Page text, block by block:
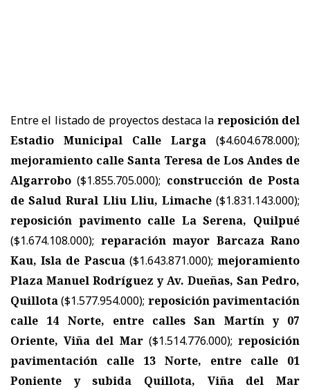
​Entre el listado de proyectos destaca la reposición del
Estadio Municipal Calle Larga ($4.604.678.000);
mejoramiento calle Santa Teresa de Los Andes de
Algarrobo ($1.855.705.000); construcción de Posta
de Salud Rural Lliu Lliu, Limache($1.831.143.000);
reposición pavimento calle La Serena, Quilpué
($1.674.108.000); reparación mayor Barcaza Rano
Kau, Isla de Pascua($1.643.871.000);mejoramiento
Plaza Manuel Rodríguez y Av. Dueñas, San Pedro,
Quillota($1.577.954.000); reposición pavimentación
calle 14 Norte, entre calles San Martín y 07
Oriente, Viña del Mar($1.514.776.000);reposición
pavimentación calle 13 Norte, entre calle 01
Poniente y subida Quillota, Viña del Mar